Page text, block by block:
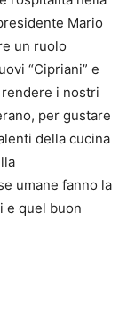
Mario
un ruolo
“Cipriani” e
i nostri
per gustare
della cucina
umane fanno la
e quel buon